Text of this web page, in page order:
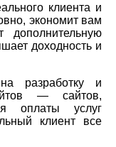
клиента и
экономит вам
доходность и
разработку и
— сайтов,
оплаты услуг
клиент все